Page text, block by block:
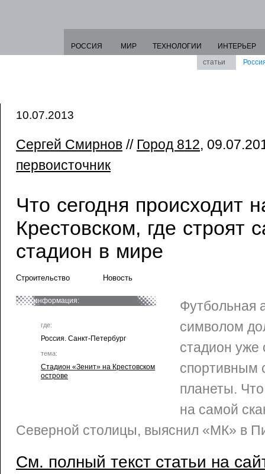
РОССИЯ МИР ТЕХНОЛОГИИ
ИНТЕРЬЕР
статьи
10.07.2013
Сергей Смирнов // Город 812,
первоисточник
Что сегодня происходит
Крестовском, где строят
стадион в мире
Строительство Новость
информация:
где:
Россия. Санкт-Петербург
тема:
Стадион «Зенит» на Крестовском
острове
Футбольная
символом
стадион
спортивным
планеты.
на самой
Северной столицы, выяснил «МК» в
См. полный текст статьи на